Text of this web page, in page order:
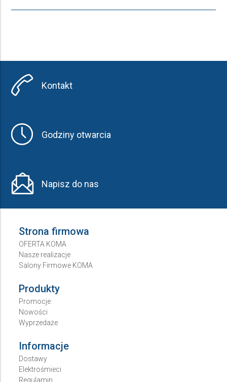
Kontakt
Godziny otwarcia
Napisz do nas
Strona firmowa
OFERTA KOMA
Nasze realizacje
Salony Firmowe KOMA
Produkty
Promocje
Nowości
Wyprzedaże
Informacje
Dostawy
Elektrośmieci
Regulamin